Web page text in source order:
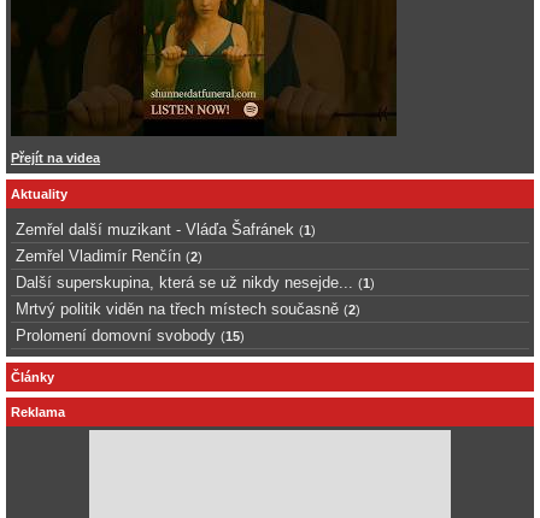
Přejít na videa
Aktuality
Zemřel další muzikant - Vláďa Šafránek (1)
Zemřel Vladimír Renčín (2)
Další superskupina, která se už nikdy nesejde... (1)
Mrtvý politik viděn na třech místech současně (2)
Prolomení domovní svobody (15)
Články
Reklama